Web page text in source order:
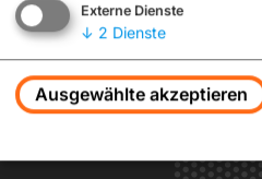
Externe Dienste
↓ 2 Dienste
Ausgewählte akzeptieren